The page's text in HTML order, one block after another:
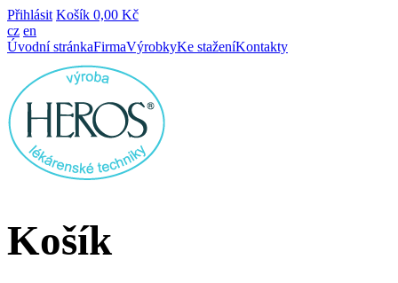
Přihlásit Košík 0,00 Kč
cz en
Úvodní stránkaFirmaVýrobkyKe staženíKontakty
Košík